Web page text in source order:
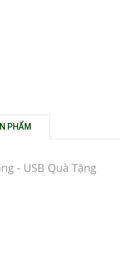
PHẨM
- USB Quà Tặng